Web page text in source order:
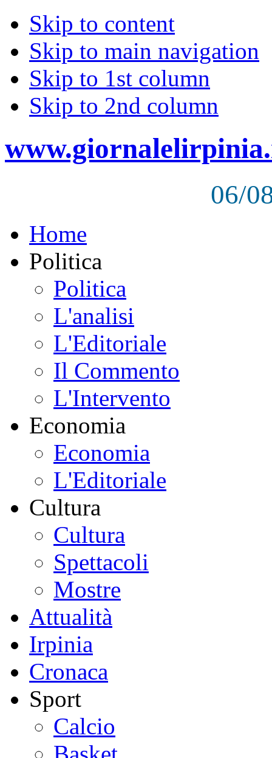
Skip to content
Skip to main navigation
Skip to 1st column
Skip to 2nd column
06/
Home
Politica
Politica
L'analisi
L'Editoriale
Il Commento
L'Intervento
Economia
Economia
L'Editoriale
Cultura
Cultura
Spettacoli
Mostre
Attualità
Irpinia
Cronaca
Sport
Calcio